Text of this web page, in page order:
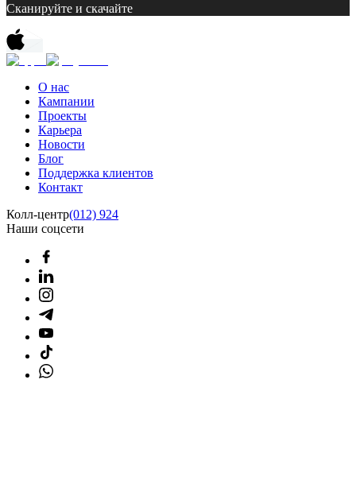
Сканируйте и скачайте
О нас
Кампании
Проекты
Карьера
Новости
Блог
Поддержка клиентов
Контакт
Колл-центр(012) 924
Наши соцсети